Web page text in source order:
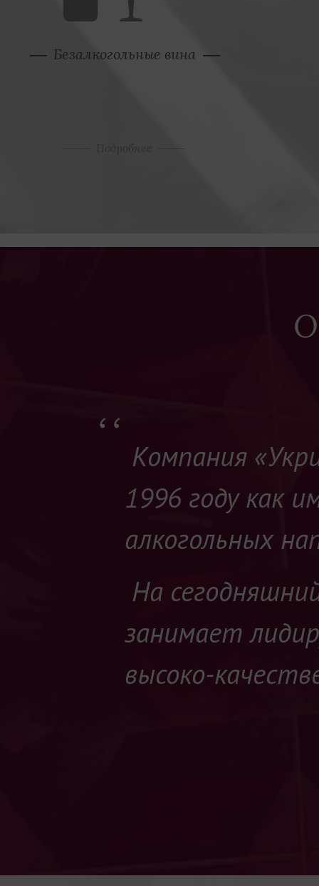
Безалкогольные вина
Компания
1996 году как
алкогольных
На
занимает
высоко-